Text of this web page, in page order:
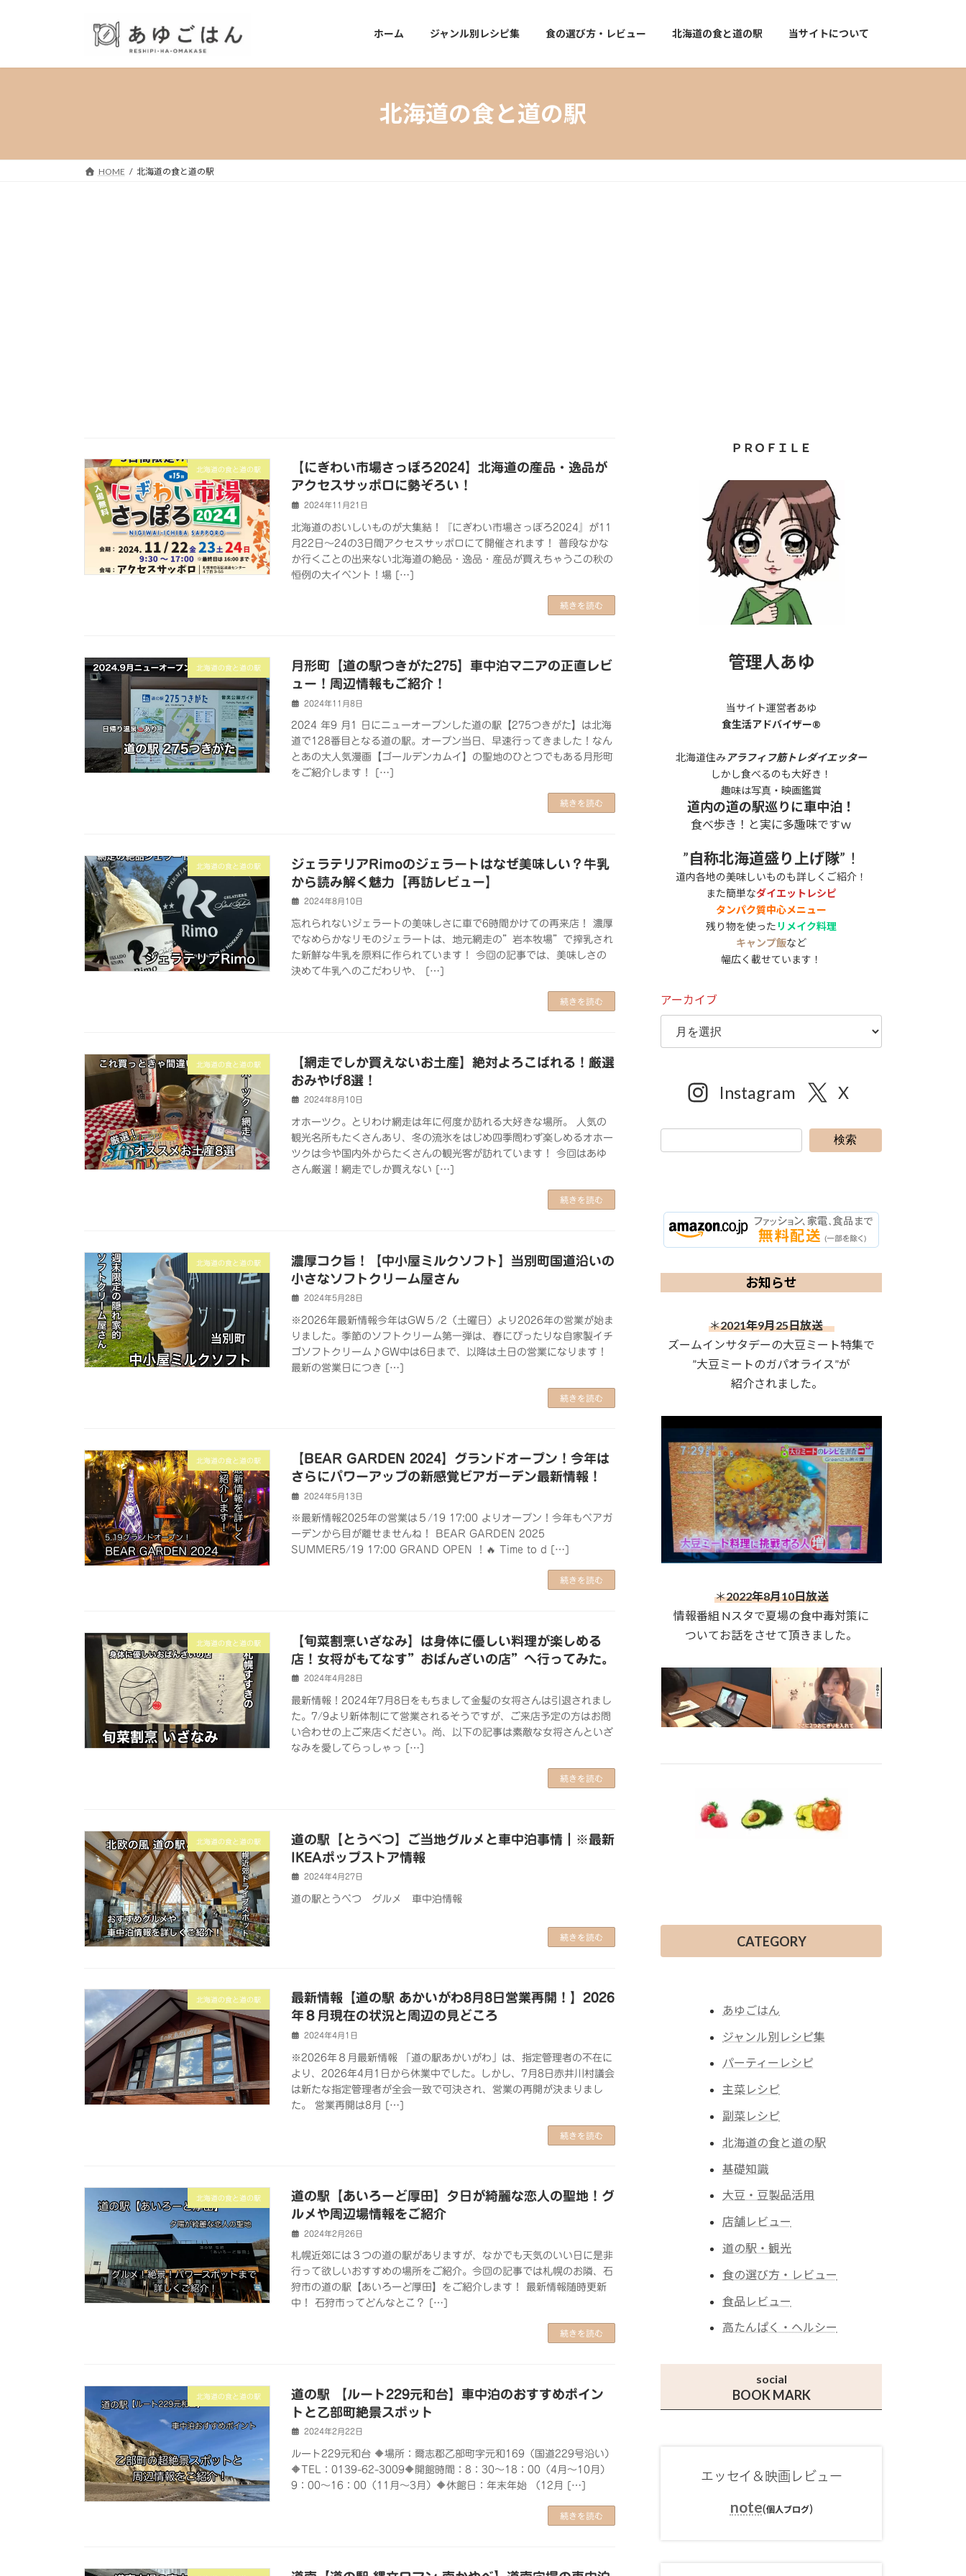
プ
動
ホーム ジャンル別レシピ集 食の選び方・レビュー 北海道の食と道の駅 当サイトについて
北海道の食と道の駅
HOME 北海道の食と道の駅
北海道の食と道の駅
【にぎわい市場さっぽろ2024】北海道の産品・逸品が
アクセスサッポロに勢ぞろい！
2024年11月21日
北海道のおいしいものが大集結！『にぎわい市場さっぽろ2024』が11
月22日～24の3日間アクセスサッポロにて開催されます！ 普段なかな
か行くことの出来ない北海道の絶品・逸品・産品が買えちゃうこの秋の
恒例の大イベント！場 […]
続きを読む
北海道の食と道の駅
月形町【道の駅つきがた275】車中泊マニアの正直レビ
ュー！周辺情報もご紹介！
2024年11月8日
2024 年9 月1 日にニューオープンした道の駅【275つきがた】は北海
道で128番目となる道の駅。オープン当日、早速行ってきました！なん
とあの大人気漫画【ゴールデンカムイ】の聖地のひとつでもある月形町
をご紹介します！ […]
続きを読む
北海道の食と道の駅
ジェラテリアRimoのジェラートはなぜ美味しい？牛乳
から読み解く魅力【再訪レビュー】
2024年8月10日
忘れられないジェラートの美味しさに車で6時間かけての再来店！ 濃厚
でなめらかなリモのジェラートは、地元網走の”岩本牧場”で搾乳され
た新鮮な牛乳を原料に作られています！ 今回の記事では、美味しさの
決めて牛乳へのこだわりや、 […]
続きを読む
北海道の食と道の駅
【網走でしか買えないお土産】絶対よろこばれる！厳選
おみやげ8選！
2024年8月10日
オホーツク。とりわけ網走は年に何度か訪れる大好きな場所。 人気の
観光名所もたくさんあり、冬の流氷をはじめ四季問わず楽しめるオホー
ツクは今や国内外からたくさんの観光客が訪れています！ 今回はあゆ
さん厳選！網走でしか買えない […]
続きを読む
北海道の食と道の駅
濃厚コク旨！【中小屋ミルクソフト】当別町国道沿いの
小さなソフトクリーム屋さん
2024年5月28日
※2026年最新情報今年はGW５/2（土曜日）より2026年の営業が始ま
りました。季節のソフトクリーム第一弾は、春にぴったりな自家製イチ
ゴソフトクリーム♪GW中は6日まで、以降は土日の営業になります！
最新の営業日につき […]
続きを読む
北海道の食と道の駅
【BEAR GARDEN 2024】グランドオープン！今年は
さらにパワーアップの新感覚ビアガーデン最新情報！
2024年5月13日
※最新情報2025年の営業は５/19 17:00 よりオープン！今年もベアガ
ーデンから目が離せませんね！ BEAR GARDEN 2025
SUMMER5/19 17:00 GRAND OPEN ！🔥 Time to d […]
続きを読む
北海道の食と道の駅
【旬菜割烹いざなみ】は身体に優しい料理が楽しめる
店！女将がもてなす”おばんざいの店”へ行ってみた。
2024年4月28日
最新情報！2024年7月8日をもちまして金髪の女将さんは引退されまし
た。7/9より新体制にて営業されるそうですが、ご来店予定の方はお問
い合わせの上ご来店ください。尚、以下の記事は素敵な女将さんといざ
なみを愛してらっしゃっ […]
続きを読む
北海道の食と道の駅
道の駅【とうべつ】ご当地グルメと車中泊事情｜※最新
IKEAポップストア情報
2024年4月27日
道の駅とうべつ グルメ 車中泊情報
続きを読む
北海道の食と道の駅
最新情報【道の駅 あかいがわ8月8日営業再開！】2026
年８月現在の状況と周辺の見どころ
2024年4月1日
※2026年８月最新情報 「道の駅あかいがわ」は、指定管理者の不在に
より、2026年4月1日から休業中でした。しかし、7月8日赤井川村議会
は新たな指定管理者が全会一致で可決され、営業の再開が決まりまし
た。 営業再開は8月 […]
続きを読む
北海道の食と道の駅
道の駅【あいろーど厚田】夕日が綺麗な恋人の聖地！グ
ルメや周辺場情報をご紹介
2024年2月26日
札幌近郊には３つの道の駅がありますが、なかでも天気のいい日に是非
行って欲しいおすすめの場所をご紹介。今回の記事では札幌のお隣、石
狩市の道の駅【あいろーど厚田】をご紹介します！ 最新情報随時更新
中！ 石狩市ってどんなとこ？ […]
続きを読む
北海道の食と道の駅
道の駅 【ルート229元和台】車中泊のおすすめポイン
トと乙部町絶景スポット
2024年2月22日
ルート229元和台 🔶場所：爾志郡乙部町字元和169（国道229号沿い）
🔶TEL：0139-62-3009🔶開館時間：8：30～18：00（4月～10月）
9：00～16：00（11月～3月）🔶休館日：年末年始 （12月 […]
続きを読む
ＰＲＯＦＩＬＥ
管理人あゆ
当サイト運営者あゆ
食生活アドバイザー®
北海道住み アラフィフ筋トレダイエッター
しかし食べるのも大好き！
趣味は写真・映画鑑賞
道内の道の駅巡りに車中泊！
食べ歩き！と実に多趣味ですｗ
”自称北海道盛り上げ隊”！
道内各地の美味しいものも詳しくご紹介！
また簡単なダイエットレシピ
タンパク質中心メニュー
残り物を使った リメイク料理
キャンプ飯など
幅広く載せています！
アーカイブ
Instagram X
検索
お知らせ
＊2021年9月25日放送
ズームインサタデーの大豆ミート特集で
”大豆ミートのガパオライス”が
紹介されました。
＊2022年8月10日放送
情報番組 Nスタで夏場の食中毒対策に
ついてお話をさせて頂きました。
CATEGORY
あゆごはん
ジャンル別レシピ集
パーティーレシピ
主菜レシピ
副菜レシピ
北海道の食と道の駅
基礎知識
大豆・豆製品活用
店舗レビュー
道の駅・観光
食の選び方・レビュー
食品レビュー
高たんぱく・ヘルシー
social
BOOK MARK
エッセイ＆映画レビュー
note(個人ブログ)